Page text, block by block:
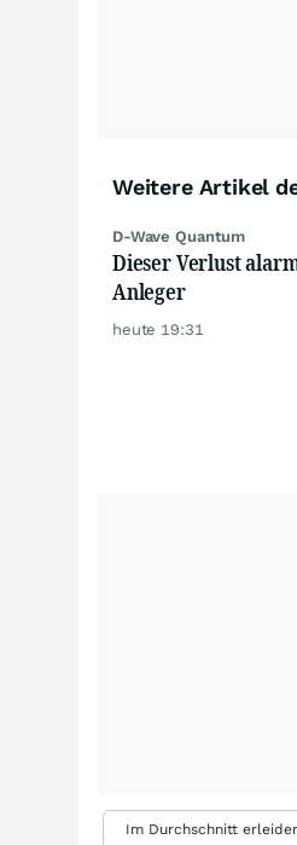
Weitere Artikel
D-Wave Quantum
Dieser Verlust
Anleger
heute 19:31
Im Durchschnitt